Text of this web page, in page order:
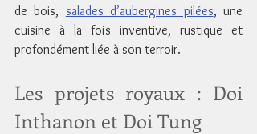
de bois, salades d’aubergines pilées, une
cuisine à la fois inventive, rustique et
profondément liée à son terroir.
Les projets royaux : Doi
Inthanon et Doi Tung